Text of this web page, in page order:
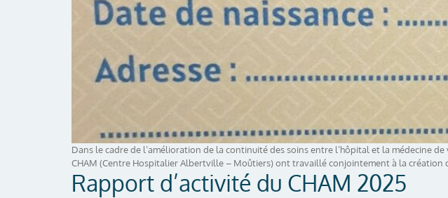
Dans le cadre de l’amélioration de la continuité des soins entre l’hôpital et la médecine
CHAM (Centre Hospitalier Albertville – Moûtiers) ont travaillé conjointement à la
Rapport d’activité du CHAM 2025